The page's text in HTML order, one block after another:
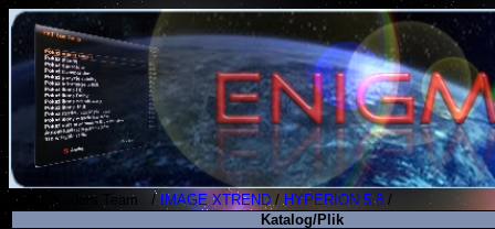
Polish Koders Team /IMAGE XTREND / HYPERION 5.8 /
Katalog/Plik